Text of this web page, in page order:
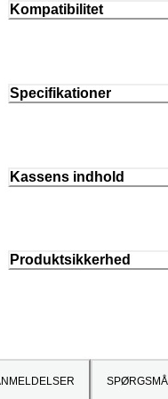
Kompatibilitet
Specifikationer
Kassens indhold
Produktsikkerhed